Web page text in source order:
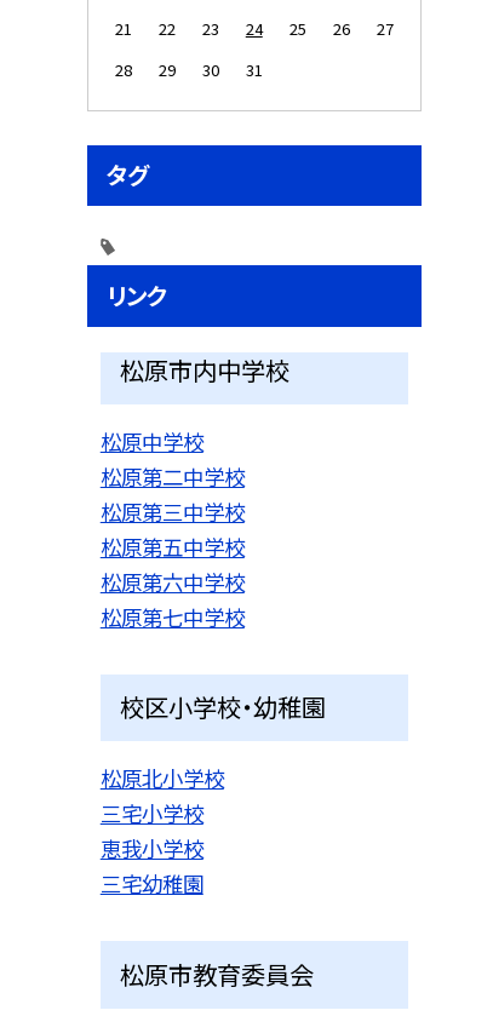
21
22 23 24 25 26
27
28
29 30 31
タグ
リンク
松原市内中学校
松原中学校
松原第二中学校
松原第三中学校
松原第五中学校
松原第六中学校
松原第七中学校
校区小学校・幼稚園
松原北小学校
三宅小学校
恵我小学校
三宅幼稚園
松原市教育委員会